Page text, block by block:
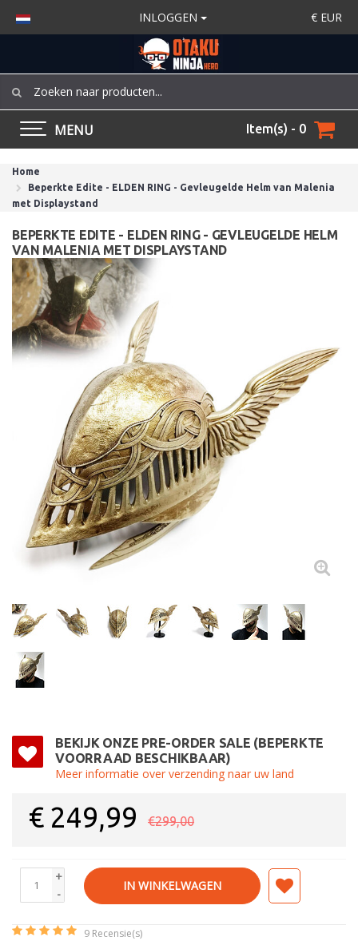
INLOGGEN € EUR
MENU Item(s) - 0
Home
Beperkte Edite - ELDEN RING - Gevleugelde Helm van Malenia
met Displaystand
BEPERKTE EDITE - ELDEN RING - GEVLEUGELDE HELM
VAN MALENIA MET DISPLAYSTAND
BEKIJK ONZE PRE-ORDER SALE (BEPERKTE
VOORRAAD BESCHIKBAAR)
Meer informatie over verzending naar uw land
€ 249,99 €299,00
+
-
IN WINKELWAGEN
9 Recensie(s)